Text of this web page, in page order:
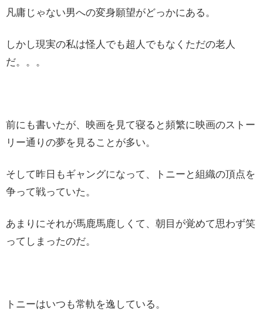
凡庸じゃない男への変身願望がどっかにある。
しかし現実の私は怪人でも超人でもなくただの老人
だ。。。
前にも書いたが、映画を見て寝ると頻繁に映画のストー
リー通りの夢を見ることが多い。
そして昨日もギャングになって、トニーと組織の頂点を
争って戦っていた。
あまりにそれが馬鹿馬鹿しくて、朝目が覚めて思わず笑
ってしまったのだ。
トニーはいつも常軌を逸している。